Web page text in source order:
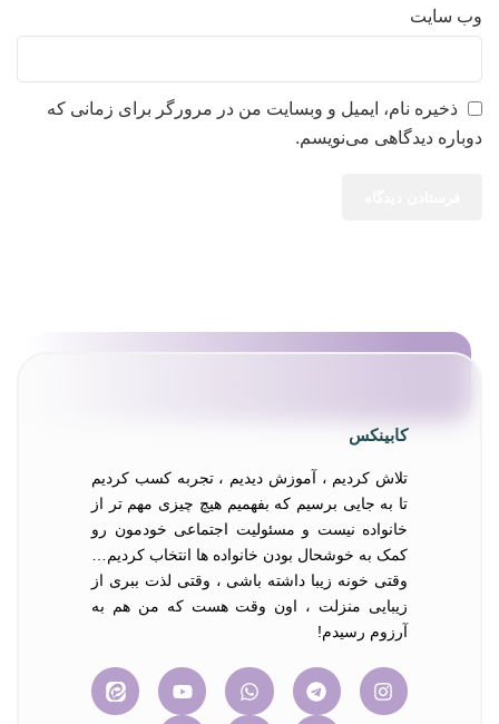
وب‌ سایت
ذخیره نام، ایمیل و وبسایت من در مرورگر برای زمانی که
دوباره دیدگاهی می‌نویسم.
کابینکس
تلاش کردیم ، آموزش دیدیم ، تجربه کسب کردیم
تا به جایی برسیم که بفهمیم هیچ چیزی مهم تر از
خانواده نیست و مسئولیت اجتماعی خودمون رو
کمک به خوشحال بودن خانواده ها انتخاب کردیم…
وقتی خونه زیبا داشته باشی ، وقتی لذت ببری از
زیبایی منزلت ، اون وقت هست که من هم به
آرزوم رسیدم!